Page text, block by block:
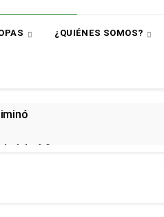
¿QUIÉNES SOMOS?
de 4-0